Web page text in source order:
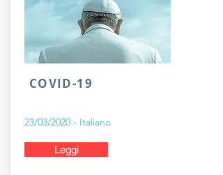
COVID-19
23/03/2020 - Italiano
Leggi